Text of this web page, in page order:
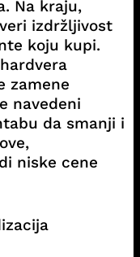
Na kraju,
izdržljivost
koju kupi.
zamene
navedeni
da smanji i
niske cene